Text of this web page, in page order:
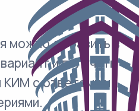
можно добавить в
и получить
КИМ с ответами и